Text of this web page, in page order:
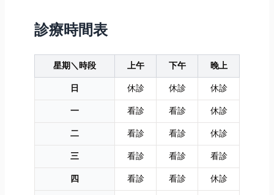
診療時間表
星期＼時段 上午 下午
晚上
日
休診 休診
休診
一
看診 看診
休診
二
看診 看診
休診
三
看診 看診
看診
四
看診 看診
休診